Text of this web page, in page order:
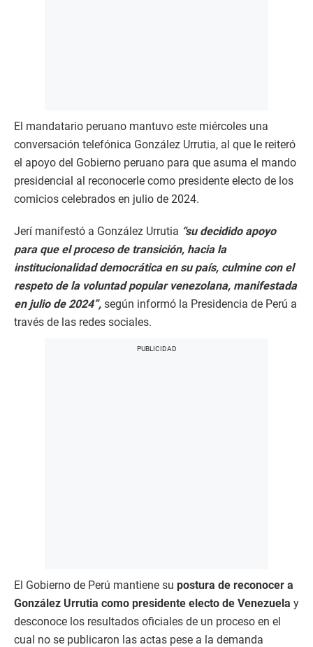
El mandatario peruano mantuvo este miércoles una
conversación telefónica González Urrutia, al que le reiteró
el apoyo del Gobierno peruano para que asuma el mando
presidencial al reconocerle como presidente electo de los
comicios celebrados en julio de 2024.
Jerí manifestó a González Urrutia “su decidido apoyo
para que el proceso de transición, hacia la
institucionalidad democrática en su país, culmine con el
respeto de la voluntad popular venezolana, manifestada
en julio de 2024”, según informó la Presidencia de Perú a
través de las redes sociales.
El Gobierno de Perú mantiene su postura de reconocer a
González Urrutia como presidente electo de Venezuela y
desconoce los resultados oficiales de un proceso en el
cual no se publicaron las actas pese a la demanda